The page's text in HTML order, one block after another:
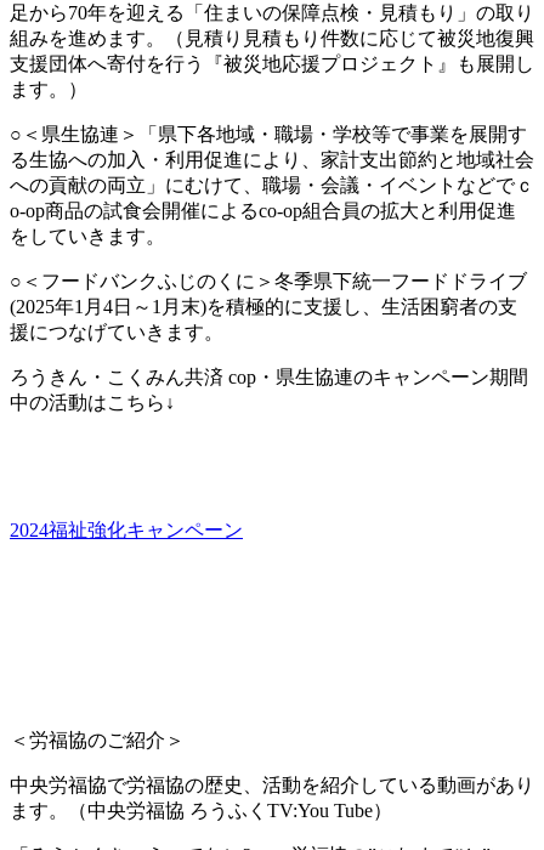
足から70年を迎える「住まいの保障点検・見積もり」の取り
組みを進めます。（見積り見積もり件数に応じて被災地復興
支援団体へ寄付を行う『被災地応援プロジェクト』も展開し
ます。）
○＜県生協連＞「県下各地域・職場・学校等で事業を展開す
る生協への加入・利用促進により、家計支出節約と地域社会
への貢献の両立」にむけて、職場・会議・イベントなどでｃ
o-op商品の試食会開催によるco-op組合員の拡大と利用促進
をしていきます。
○＜フードバンクふじのくに＞冬季県下統一フードドライブ
(2025年1月4日～1月末)を積極的に支援し、生活困窮者の支
援につなげていきます。
ろうきん・こくみん共済 cop・県生協連のキャンペーン期間
中の活動はこちら↓
2024福祉強化キャンペーン
＜労福協のご紹介＞
中央労福協で労福協の歴史、活動を紹介している動画があり
ます。（中央労福協 ろうふくTV:You Tube）